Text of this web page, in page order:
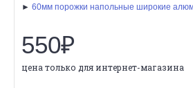
► 60мм порожки напольные широкие
550₽
цена только для интернет-магазина